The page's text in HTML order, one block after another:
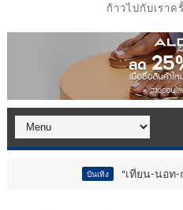
ก้าวไปกับเรา
“เทียน-นอท-กอล์ฟ-จำลอง